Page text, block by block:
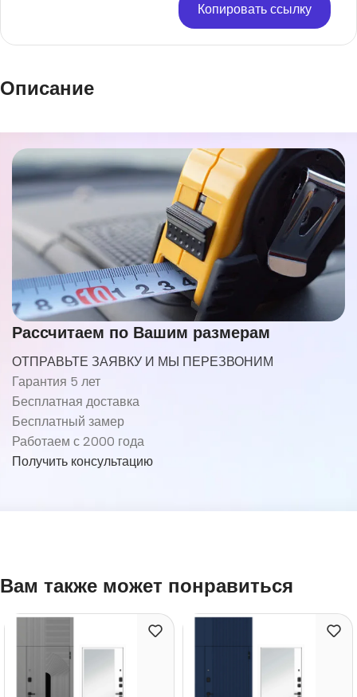
Копировать ссылку
Описание
Рассчитаем по Вашим размерам
ОТПРАВЬТЕ ЗАЯВКУ И МЫ ПЕРЕЗВОНИМ
Гарантия 5 лет
Бесплатная доставка
Бесплатный замер
Работаем с 2000 года
Получить консультацию
Вам также может понравиться